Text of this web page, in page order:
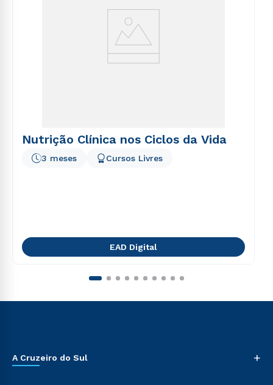
Nutrição Clínica nos Ciclos da Vida
3 meses Cursos Livres
EAD Digital
A Cruzeiro do Sul +